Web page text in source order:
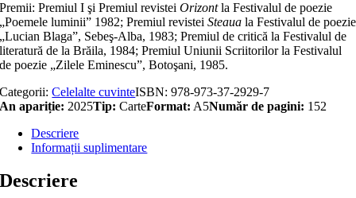
Premii: Premiul I şi Premiul revisteiOrizontla Festivalul de poezie
„Poemele luminii” 1982; Premiul revisteiSteaua la Festivalul de poezie
„Lucian Blaga”, Sebeş-Alba, 1983; Premiul de critică la Festivalul de
literatură de la Brăila, 1984; Premiul Uniunii Scriitorilor la Festivalul
de poezie „Zilele Eminescu”, Botoşani, 1985.
Categorii:Celelalte cuvinteISBN:978-973-37-2929-7
An apariție: 2025Tip: CarteFormat: A5Număr de pagini: 152
Descriere
Informații suplimentare
Descriere